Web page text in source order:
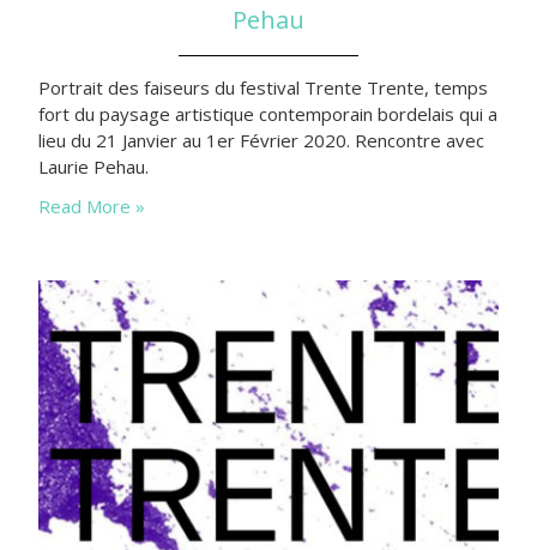
Pehau
Portrait des faiseurs du festival Trente Trente, temps
fort du paysage artistique contemporain bordelais qui a
lieu du 21 Janvier au 1er Février 2020. Rencontre avec
Laurie Pehau.
Read More »